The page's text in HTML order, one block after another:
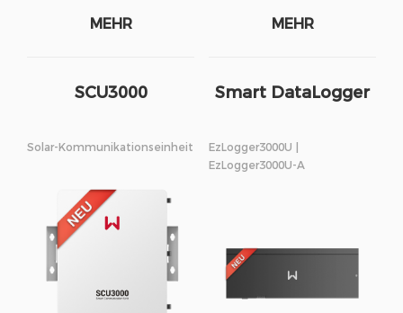
MEHR MEHR
SCU3000
Solar-Kommunikationseinheit
Smart DataLogger
EzLogger3000U |
EzLogger3000U-A